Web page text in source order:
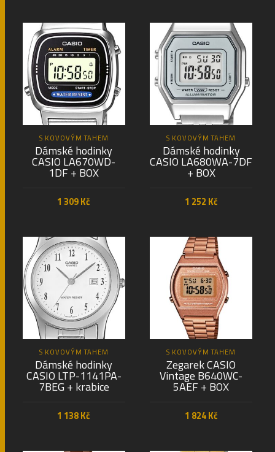
S KOVOVÝM TAHEM
Dámské hodinky
CASIO LA670WD-
1DF + BOX
1 309Kč
S KOVOVÝM TAHEM
Dámské hodinky
CASIO LA680WA-7DF
+ BOX
1 252 Kč
S KOVOVÝM TAHEM
Dámské hodinky
CASIO LTP-1141PA-
7BEG + krabice
1 138Kč
S KOVOVÝM TAHEM
Zegarek CASIO
Vintage B640WC-
5AEF + BOX
1 824Kč